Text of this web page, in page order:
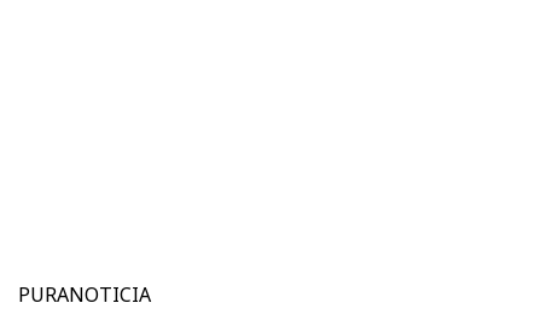
PURANOTICIA